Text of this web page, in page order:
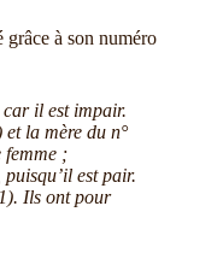
grâce à son numéro
car il est impair.
la mère du n°
femme ;
est pair.
Ils ont pour